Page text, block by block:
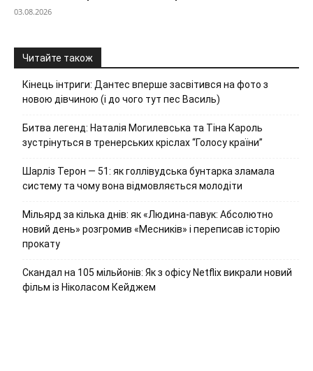
03.08.2026
Читайте також
Кінець інтриги: Дантес вперше засвітився на фото з
новою дівчиною (і до чого тут пес Василь)
Битва легенд: Наталія Могилевська та Тіна Кароль
зустрінуться в тренерських кріслах “Голосу країни”
Шарліз Терон — 51: як голлівудська бунтарка зламала
систему та чому вона відмовляється молодіти
Мільярд за кілька днів: як «Людина-павук: Абсолютно
новий день» розгромив «Месників» і переписав історію
прокату
Скандал на 105 мільйонів: Як з офісу Netflix викрали новий
фільм із Ніколасом Кейджем